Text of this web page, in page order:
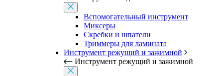
Вспомогательный инструмент
Миксеры
Скребки и шпатели
Триммеры для ламината
Инструмент режущий и зажимной
Инструмент режущий и зажимной